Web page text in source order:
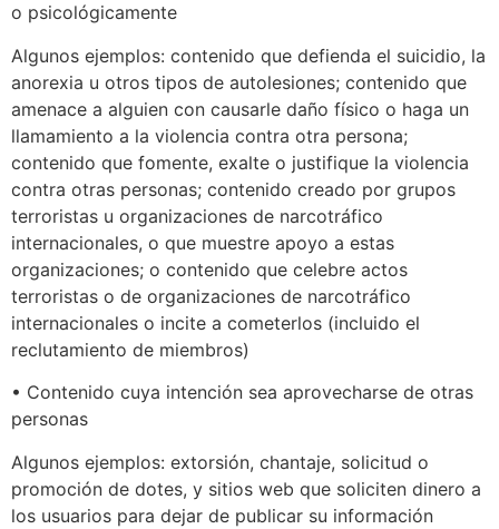
o psicológicamente
Algunos ejemplos: contenido que defienda el suicidio, la
anorexia u otros tipos de autolesiones; contenido que
amenace a alguien con causarle daño físico o haga un
llamamiento a la violencia contra otra persona;
contenido que fomente, exalte o justifique la violencia
contra otras personas; contenido creado por grupos
terroristas u organizaciones de narcotráfico
internacionales, o que muestre apoyo a estas
organizaciones; o contenido que celebre actos
terroristas o de organizaciones de narcotráfico
internacionales o incite a cometerlos (incluido el
reclutamiento de miembros)
• Contenido cuya intención sea aprovecharse de otras
personas
Algunos ejemplos: extorsión, chantaje, solicitud o
promoción de dotes, y sitios web que soliciten dinero a
los usuarios para dejar de publicar su información